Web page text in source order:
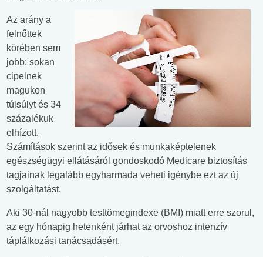
Az arány a
felnőttek
körében sem
jobb: sokan
cipelnek
magukon
túlsúlyt és 34
százalékuk
elhízott.
Számítások szerint az idősek és munkaképtelenek
egészségügyi ellátásáról gondoskodó Medicare biztosítás
tagjainak legalább egyharmada veheti igénybe ezt az új
szolgáltatást.
Aki 30-nál nagyobb testtömegindexe (BMI) miatt erre szorul,
az egy hónapig hetenként járhat az orvoshoz intenzív
táplálkozási tanácsadásért.